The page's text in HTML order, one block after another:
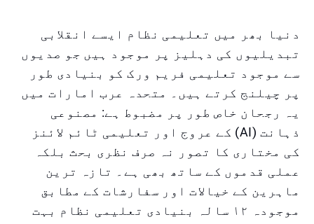
دنیا بھر میں تعلیمی نظام ایسے انقلابی
تبدیلیوں کی دہلیز پر موجود ہیں جو صدیوں
سے موجود تعلیمی فریم ورک کو بنیادی طور
پر چیلنج کرتے ہیں۔ متحدہ عرب امارات میں
یہ رجحان خاص طور پر مضبوط ہے: مصنوعی
ذہانت (AI) کے عروج اور تعلیمی ٹائم لائنز
کی مختاری کا تصور نہ صرف نظری بحث بلکہ
عملی قدموں کے ساتھ بھی ہے۔ تازہ ترین
ماہرین کے خیالات اور سفارشات کے مطابق
موجودہ ۱۲ سالہ بنیادی تعلیمی نظام بہت